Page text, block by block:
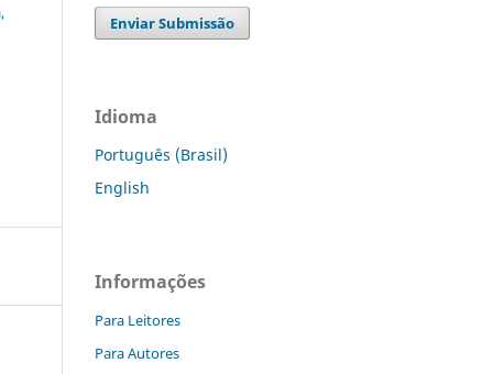
Enviar Submissão
Idioma
Português (Brasil)
English
Informações
Para Leitores
Para Autores